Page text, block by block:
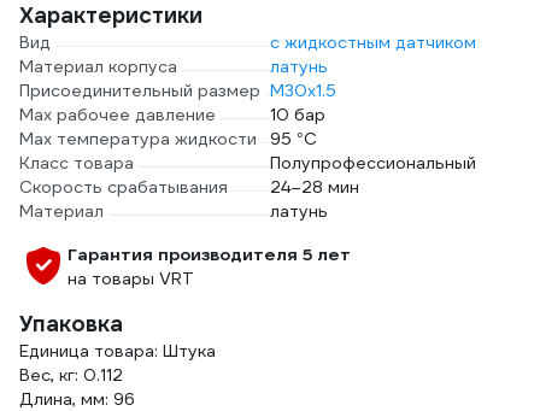
Характеристики
Вид
с жидкостным датчиком
Материал корпуса
латунь
Присоединительный размер М30х1.5
Мах рабочее давление
10 бар
Max температура жидкости
95 °С
Класс товара
Полупрофессиональный
Скорость срабатывания
24–28 мин
Материал
латунь
Гарантия производителя 5 лет
на товары VRT
Упаковка
Единица товара: Штука
Вес, кг: 0.112
Длина, мм: 96